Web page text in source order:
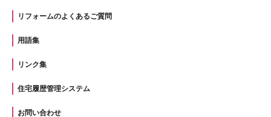
リフォームのよくあるご質問
用語集
リンク集
住宅履歴管理システム
お問い合わせ